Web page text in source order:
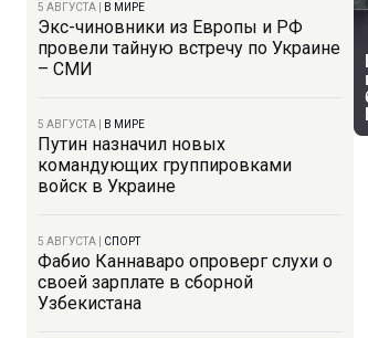
5 АВГУСТА В МИРЕ
Экс-чиновники из Европы и РФ
провели тайную встречу по Украине
– СМИ
5 АВГУСТА В МИРЕ
Путин назначил новых
командующих группировками
войск в Украине
5 АВГУСТА СПОРТ
Фабио Каннаваро опроверг слухи о
своей зарплате в сборной
Узбекистана